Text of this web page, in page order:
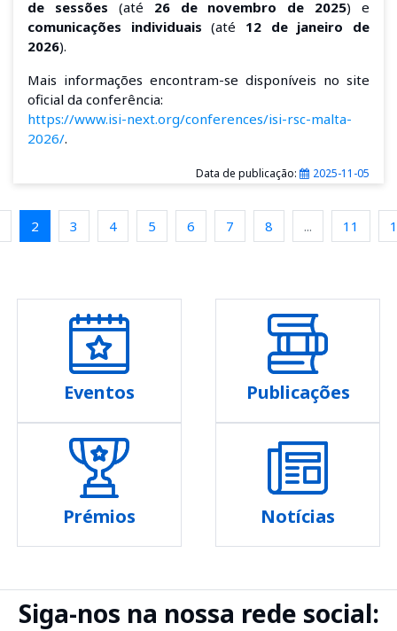
de sessões (até 26 de novembro de 2025) e
comunicações individuais (até 12 de janeiro de
2026).
Mais informações encontram-se disponíveis no site
oficial da conferência:
https://www.isi-next.org/conferences/isi-rsc-malta-
2026/.
Data de publicação: 2025-11-05
2 3 4 5 6 7 8 ... 11
Eventos Publicações
Prémios Notícias
Siga-nos na nossa rede social: